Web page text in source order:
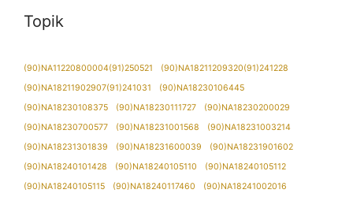
Topik
(90)NA11220800004(91)250521
(90)NA18211209320(91)241228
(90)NA18211902907(91)241031
(90)NA18230106445
(90)NA18230108375
(90)NA18230111727
(90)NA18230200029
(90)NA18230700577
(90)NA18231001568
(90)NA18231003214
(90)NA18231301839
(90)NA18231600039
(90)NA18231901602
(90)NA18240101428
(90)NA18240105110
(90)NA18240105112
(90)NA18240105115
(90)NA18240117460 (90)NA18241002016